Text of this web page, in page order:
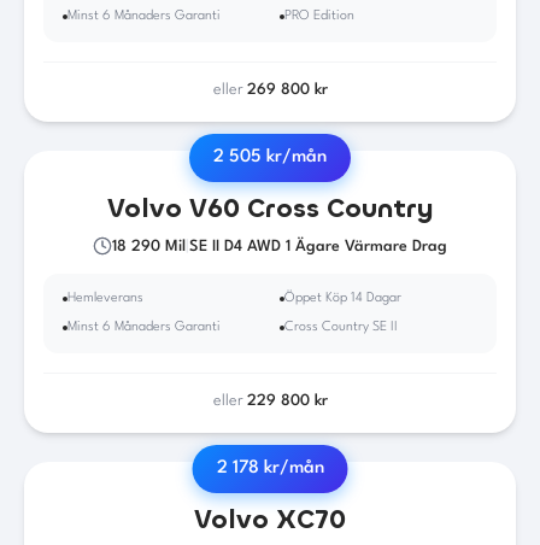
Minst 6 Månaders Garanti PRO Edition
eller 269 800kr
2 505 kr/mån
Volvo V60 Cross Country
18 290 Mil SE II D4 AWD 1 Ägare Värmare Drag
Hemleverans Öppet Köp 14 Dagar
Minst 6 Månaders Garanti Cross Country SE II
eller 229 800kr
2 178 kr/mån
Volvo XC70